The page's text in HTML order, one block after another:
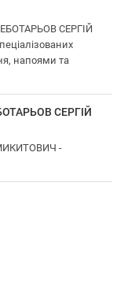
СЕРГІЙ
напоями та
СЕРГІЙ
МИКИТОВИЧ -